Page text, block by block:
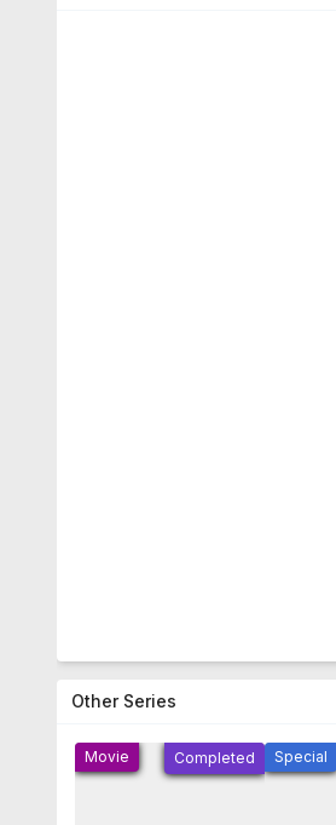
Other Series
Movie Completed Special